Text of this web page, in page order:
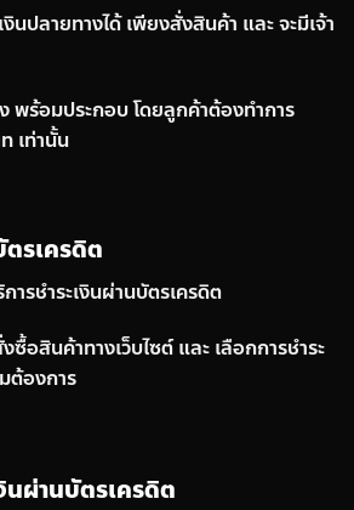
นปลายทางได้ เพียงสั่งสินค้า และ จะมีเจ้า
พร้อมประกอบ โดยลูกค้าต้องทำการ
เท่านั้น
ตรเครดิต
ารชำระเงินผ่านบัตรเครดิต
อสินค้าทางเว็บไซต์ และ เลือกการชำระ
ต้องการ
นผ่านบัตรเครดิต